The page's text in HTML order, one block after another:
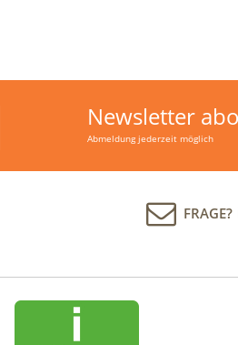
Newsletter
Abmeldung jederzeit möglich
FRAGE?